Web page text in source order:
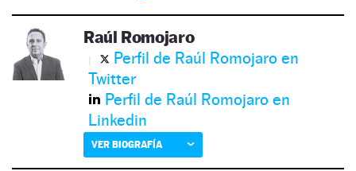
Raúl Romojaro
Perfil de Raúl Romojaro en
Twitter
Perfil de Raúl Romojaro en
Linkedin
VER BIOGRAFÍA